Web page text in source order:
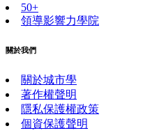
50+
領導影響力學院
關於我們
關於城市學
著作權聲明
隱私保護權政策
個資保護聲明